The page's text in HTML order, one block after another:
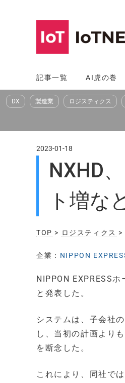
へ
ス
記事一覧 AI虎の巻
DX 製造業 ロジスティクス
2023-01-18
NXHD
ト増な
TOP > ロジスティクス >
企業： NIPPON
NIPPON EXPRESS
と発表した。
システムは、子会社
し、当初の計画より
を断念した。
これにより、同社で